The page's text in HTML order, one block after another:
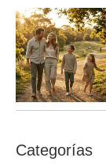
Categorías